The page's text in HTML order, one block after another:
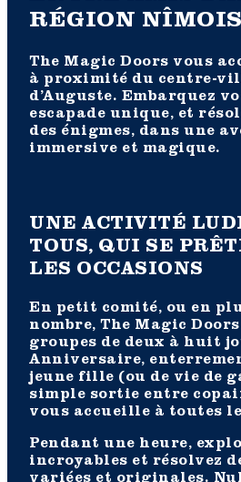
RÉGION
The Magic Doors vous
à proximité du centre-
d’Auguste. Embarquez
escapade unique, et
des énigmes, dans une
immersive et magique.
UNE ACTIVITÉ
TOUS, QUI SE
LES OCCASIONS
En petit comité, ou en
nombre, The Magic
groupes de deux à huit
Anniversaire,
jeune fille (ou de vie de
simple sortie entre
vous accueille à toutes
Pendant une heure,
incroyables et résolvez